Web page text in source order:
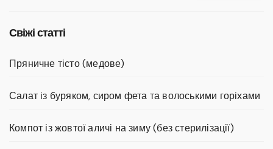
Свіжі статті
Пряничне тісто (медове)
Салат із буряком, сиром фета та волоськими горіхами
Компот із жовтої аличі на зиму (без стерилізації)